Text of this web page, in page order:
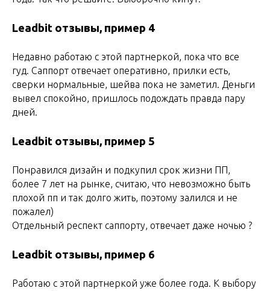
Leadbit отзывы, пример 4
Недавно работаю с этой партнеркой, пока что все
гуд. Саппорт отвечает оперативно, прилки есть,
сверки нормальные, шейва пока не заметил. Деньги
вывел спокойно, пришлось подождать правда пару
дней.
Leadbit отзывы, пример 5
Понравился дизайн и подкупил срок жизни ПП,
более 7 лет на рынке, считаю, что невозможно быть
плохой пп и так долго жить, поэтому залился и не
пожалел)
Отдельный респект саппорту, отвечает даже ночью ?
Leadbit отзывы, пример 6
Работаю с этой партнеркой уже более года. К выбору